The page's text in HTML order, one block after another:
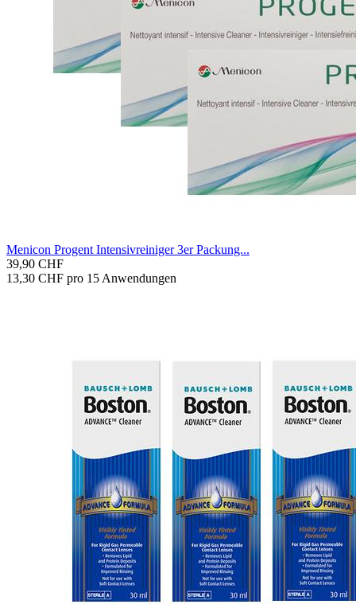
Me­ni­con Pro­gent In­ten­siv­rei­ni­ger 3er Pa­ckung...
39,90 CHF
13,30 CHF pro 15 Anwendungen